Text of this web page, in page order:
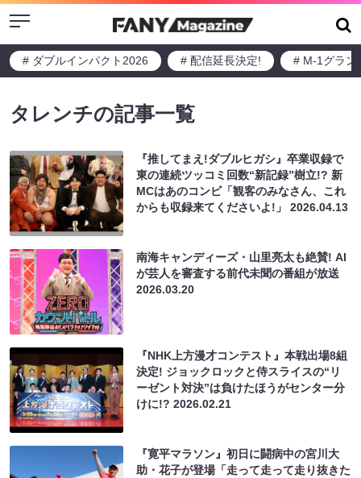
Menu
# ダブルインパクト2026 # 配信延長決定! # M-1グラン
タレンチの記事一覧
『推してまえ!ダブルヒガシ』卒業収録で
東の連続ツッコミ回数“新記録”樹立!? 新
MCはあのコンビ「観客のみなさん、これ
からも収録来てくださいよ!」2026.04.13
南海キャンディーズ・山里亮太も絶賛! AI
が芸人を審査する前代未聞の番組が放送
2026.03.20
『NHK上方漫才コンテスト』本戦出場8組
決定! ジョックロックと侍スライスの“リ
ーゼント対決”は負けたほうがセンター分
けに!?2026.02.21
『寛平マラソン』初日に闘病中の宮川大
助・花子が登場「走って走って走り抜きた